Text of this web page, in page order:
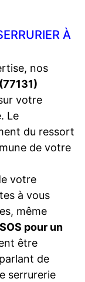
À
nos
votre
Le
du ressort
de votre
votre
à vous
même
SOS pour un
être
de
serrurerie